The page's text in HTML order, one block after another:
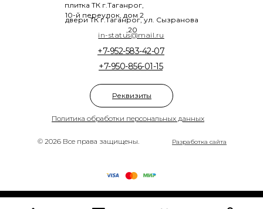
© 2026 Все права защищены.
Политика обработки персональных данных
+7-950-856-01-15
+7-952-583-42-07
плитка ТК г.Таганрог,
10-й переулок, дом 2
двери ТК г.Таганрог, ул. Сызранова
,20
Разработка сайта
in-status@mail.ru
Реквизиты